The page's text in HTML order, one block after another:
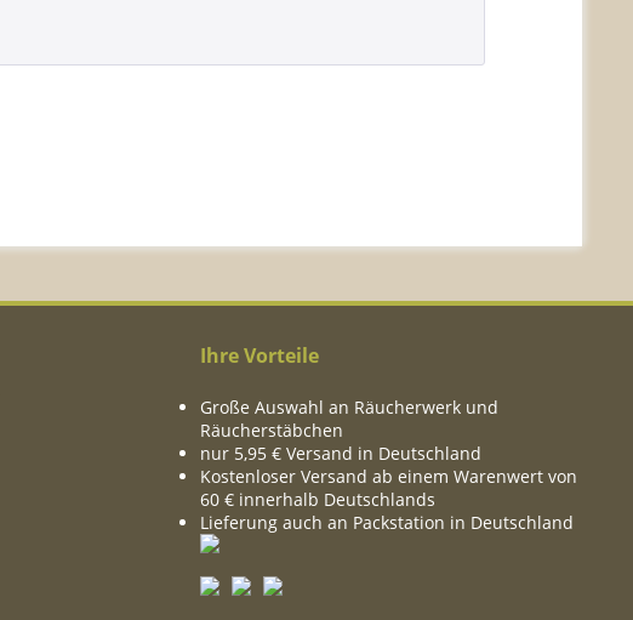
Ihre Vorteile
Große Auswahl an Räucherwerk und
Räucherstäbchen
nur 5,95 € Versand in Deutschland
Kostenloser Versand ab einem Warenwert von
60 € innerhalb Deutschlands
Lieferung auch an Packstation in Deutschland